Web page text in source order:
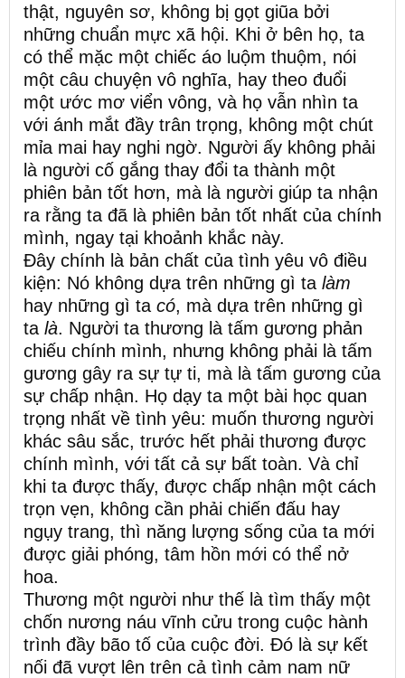
thật, nguyên sơ, không bị gọt giũa bởi
những chuẩn mực xã hội. Khi ở bên họ, ta
có thể mặc một chiếc áo luộm thuộm, nói
một câu chuyện vô nghĩa, hay theo đuổi
một ước mơ viển vông, và họ vẫn nhìn ta
với ánh mắt đầy trân trọng, không một chút
mỉa mai hay nghi ngờ. Người ấy không phải
là người cố gắng thay đổi ta thành một
phiên bản tốt hơn, mà là người giúp ta nhận
ra rằng ta đã là phiên bản tốt nhất của chính
mình, ngay tại khoảnh khắc này.
Đây chính là bản chất của tình yêu vô điều
kiện: Nó không dựa trên những gì ta làm
hay những gì ta có, mà dựa trên những gì
ta là. Người ta thương là tấm gương phản
chiếu chính mình, nhưng không phải là tấm
gương gây ra sự tự ti, mà là tấm gương của
sự chấp nhận. Họ dạy ta một bài học quan
trọng nhất về tình yêu: muốn thương người
khác sâu sắc, trước hết phải thương được
chính mình, với tất cả sự bất toàn. Và chỉ
khi ta được thấy, được chấp nhận một cách
trọn vẹn, không cần phải chiến đấu hay
ngụy trang, thì năng lượng sống của ta mới
được giải phóng, tâm hồn mới có thể nở
hoa.
Thương một người như thế là tìm thấy một
chốn nương náu vĩnh cửu trong cuộc hành
trình đầy bão tố của cuộc đời. Đó là sự kết
nối đã vượt lên trên cả tình cảm nam nữ